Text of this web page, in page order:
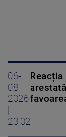
06-
08-
2026
23:02